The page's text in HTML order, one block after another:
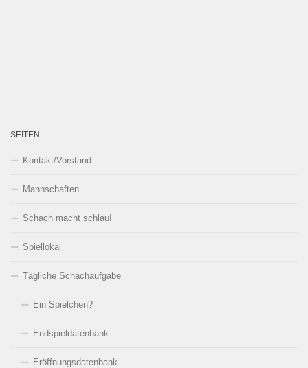
SEITEN
Kontakt/Vorstand
Mannschaften
Schach macht schlau!
Spiellokal
Tägliche Schachaufgabe
Ein Spielchen?
Endspieldatenbank
Eröffnungsdatenbank